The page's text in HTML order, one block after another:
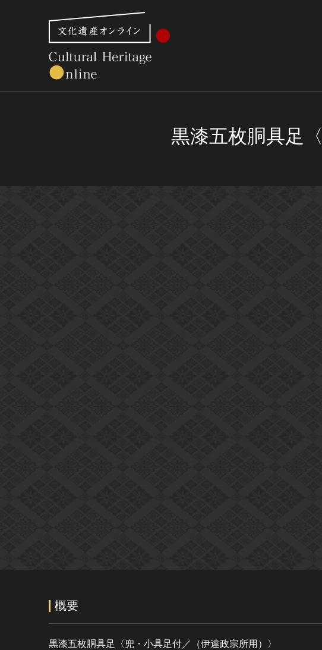
黒漆五枚胴具足
概要
黒漆五枚胴具足〈兜・小具足付／（伊達政宗所用）〉